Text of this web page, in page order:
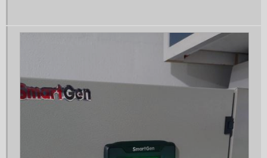
Gerador 150 kva preço
Gerador 180 kva